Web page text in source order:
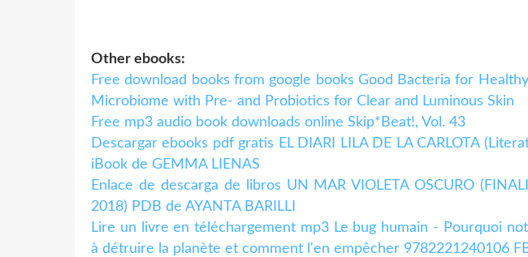
Other ebooks:
Free download books from google books Good Bacteria for
Microbiome with Pre- and Probiotics for Clear and Luminous Skin
Free mp3 audio book downloads online Skip*Beat!, Vol. 43
Descargar ebooks pdf gratis EL DIARI LILA DE LA CARLOTA
iBook de GEMMA LIENAS
Enlace de descarga de libros UN MAR VIOLETA OSCURO
2018) PDB de AYANTA BARILLI
Lire un livre en téléchargement mp3 Le bug humain - Pourquoi
à détruire la planète et comment l'en empêcher 9782221240106